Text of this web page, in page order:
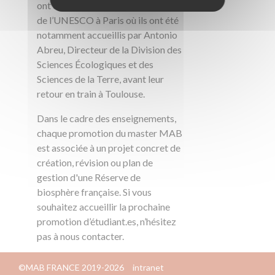
ont eu le plaisir de visiter le siège
de l’UNESCO à Paris où ils ont été
notamment accueillis par Antonio
Abreu, Directeur de la Division des
Sciences Écologiques et des
Sciences de la Terre, avant leur
retour en train à Toulouse.
Dans le cadre des enseignements,
chaque promotion du master MAB
est associée à un projet concret de
création, révision ou plan de
gestion d'une Réserve de
biosphère française. Si vous
souhaitez accueillir la prochaine
promotion d’étudiant.es, n’hésitez
pas à nous contacter.
©MAB FRANCE 2019-2026 intranet